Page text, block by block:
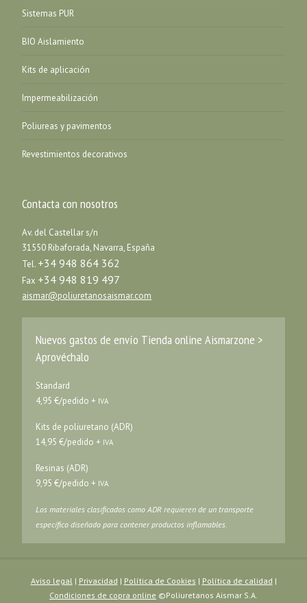
Sistemas PUR
BIO Aislamiento
Kits de aplicación
Impermeabilización
Poliureas y pavimentos
Revestimientos decorativos
Contacta con nosotros
Av. del Castellar s/n
31550 Ribaforada, Navarra, España
Tel. +34 948 864 362
Fax +34 948 819 497
aismar@poliuretanosaismar.com
Nuevos gastos de envío Tienda online Aismarzone >
Aprovéchalo
Standard
4,95 €/pedido + IVA
Kits de poliuretano (ADR)
14,95 €/pedido + IVA
Resinas (ADR)
9,95 €/pedido + IVA
Los materiales clasificados como ADR requieren de un transporte
específico diseñado para contener productos inflamables.
Aviso legal| Privacidad | Política de Cookies | Política de calidad |
Condiciones de copra online ©Poliuretanos Aismar S.A.